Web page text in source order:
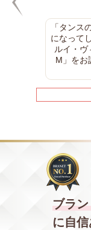
「タンス
になって
ルイ・ヴ
M」をお
ブラ
に自